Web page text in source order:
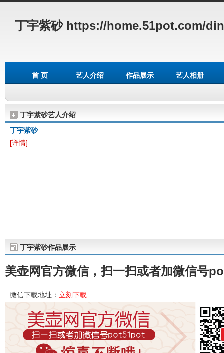
丁宇紫砂https://home.51pot.com/
首 页 艺人介绍 作品展示 艺人相册
丁宇紫砂艺人介绍
丁宇紫砂
[详情]
丁宇紫砂作品展示
美壶网官方微信，扫一扫或者加微信号
微信下载地址： 立刻下载